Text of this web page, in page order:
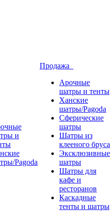
и
Pagoda
Продажа
Арочные
шатры и тенты
Ханские
шатры/Pagoda
Сферические
шатры
Шатры из
клееного бруса
Эксклюзивные
шатры
Шатры для
кафе и
ресторанов
Каскадные
тенты и шатры